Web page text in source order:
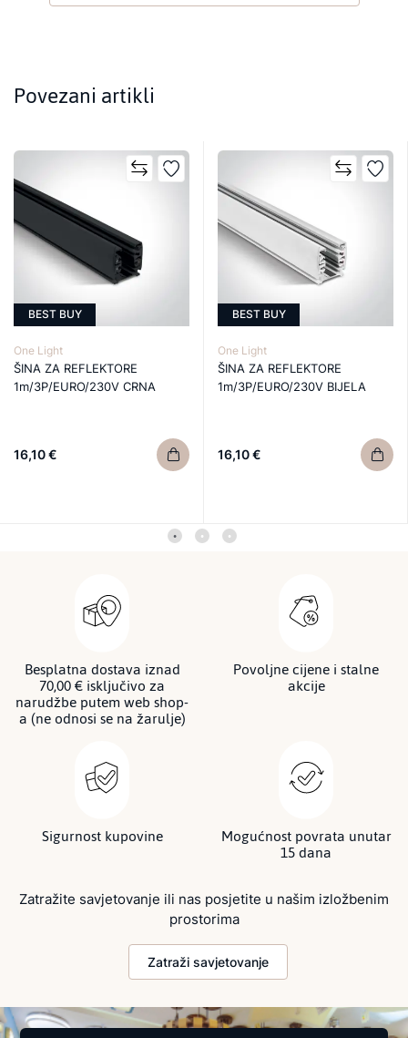
Povezani artikli
BEST BUY
One Light
ŠINA ZA REFLEKTORE
1m/3P/EURO/230V CRNA
16,10 €
BEST BUY
One Light
ŠINA ZA REFLEKTORE
1m/3P/EURO/230V BIJELA
16,10 €
Besplatna dostava iznad
70,00 € isključivo za
narudžbe putem web shop-
a (ne odnosi se na žarulje)
Povoljne cijene i stalne
akcije
Sigurnost kupovine Mogućnost povrata unutar
15 dana
Zatražite savjetovanje ili nas posjetite u našim izložbenim
prostorima
Zatraži savjetovanje